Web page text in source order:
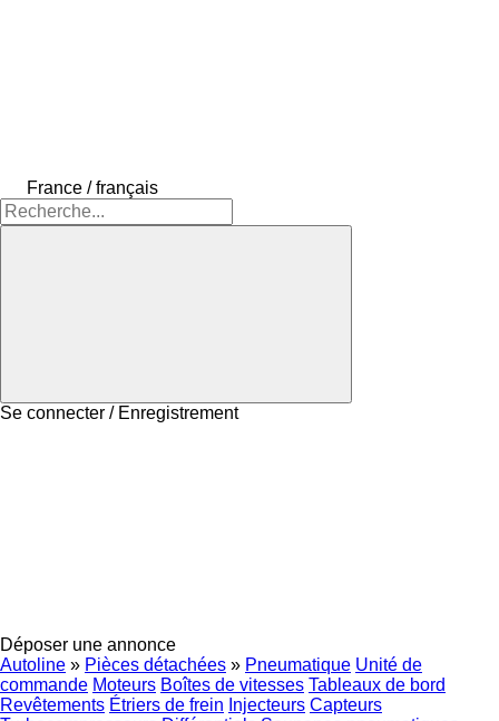
France / français
Se connecter / Enregistrement
Déposer une annonce
Autoline » Pièces détachées » Pneumatique Unité de
commande Moteurs Boîtes de vitesses Tableaux de bord
Revêtements Étriers de frein Injecteurs Capteurs